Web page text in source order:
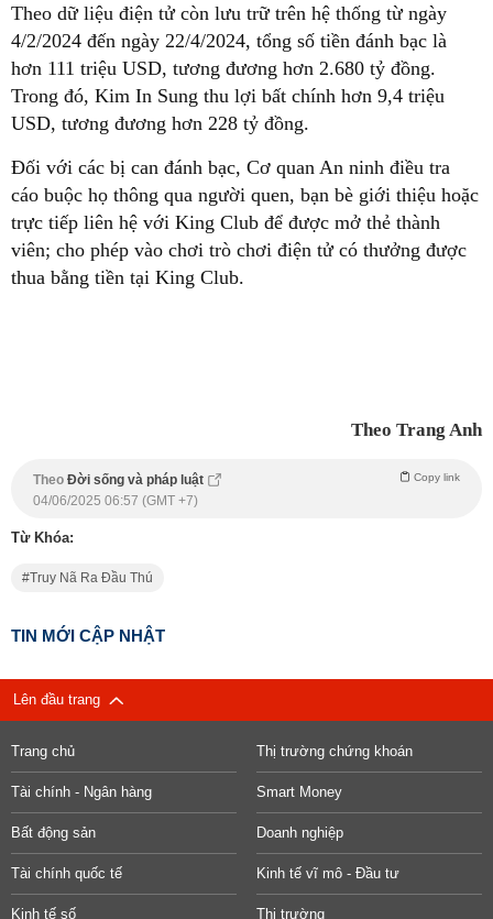
Theo dữ liệu điện tử còn lưu trữ trên hệ thống từ ngày
4/2/2024 đến ngày 22/4/2024, tổng số tiền đánh bạc là
hơn 111 triệu USD, tương đương hơn 2.680 tỷ đồng.
Trong đó, Kim In Sung thu lợi bất chính hơn 9,4 triệu
USD, tương đương hơn 228 tỷ đồng.
Đối với các bị can đánh bạc, Cơ quan An ninh điều tra
cáo buộc họ thông qua người quen, bạn bè giới thiệu hoặc
trực tiếp liên hệ với King Club để được mở thẻ thành
viên; cho phép vào chơi trò chơi điện tử có thưởng được
thua bằng tiền tại King Club.
Theo Trang Anh
Theo Đời sống và pháp luật Copy link
04/06/2025 06:57 (GMT +7)
Từ Khóa:
Truy Nã Ra Đầu Thú
TIN MỚI CẬP NHẬT
Lên đầu trang
Trang chủ Thị trường chứng khoán
Tài chính - Ngân hàng Smart Money
Bất động sản Doanh nghiệp
Tài chính quốc tế Kinh tế vĩ mô - Đầu tư
Kinh tế số Thị trường